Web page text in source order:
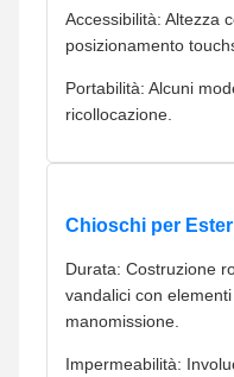
Accessibilità: Altezza
posizionamento
Portabilità: Alcuni
ricollocazione.
Chioschi per
Durata: Costruzione
vandalici con
manomissione.
Impermeabilità: